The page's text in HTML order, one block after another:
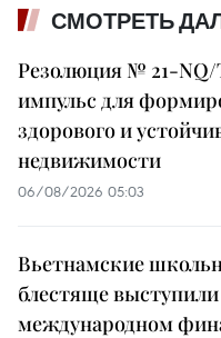
СМОТРЕТЬ
Резолюция № 21-
импульс для
здорового и
недвижимости
06/08/2026 05:03
Вьетнамские
блестяще
международном